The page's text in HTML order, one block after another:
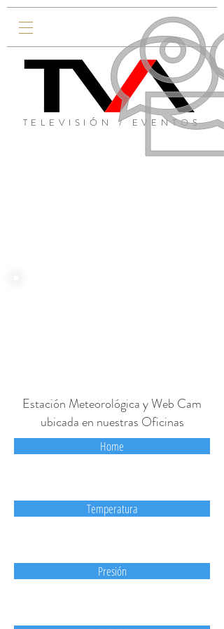
TELEVISIÓN / EVENTOS
Estación Meteorológica y Web Cam
ubicada en nuestras Oficinas
Home
Temperatura
Presión